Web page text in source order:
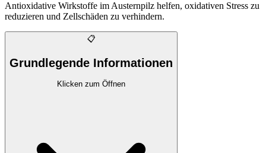
Antioxidative Wirkstoffe im Austernpilz helfen, oxidativen Stress zu
reduzieren und Zellschäden zu verhindern.
📋
Grundlegende Informationen
Klicken zum Öffnen